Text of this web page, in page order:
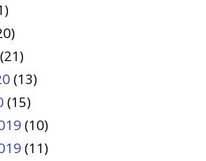
(21)
(13)
(15)
(10)
(11)